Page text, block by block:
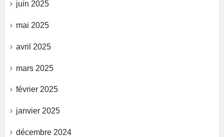
juin 2025
mai 2025
avril 2025
mars 2025
février 2025
janvier 2025
décembre 2024